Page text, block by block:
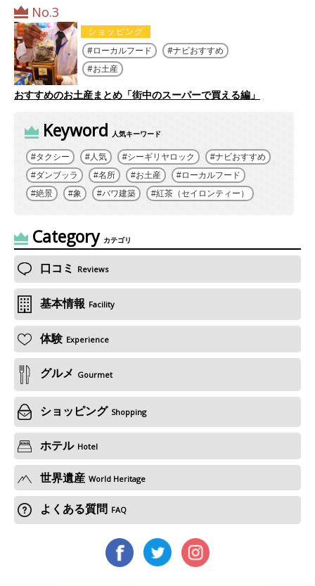
No.3
ショッピング
ローカルフード
ナビおすすめ
お土産
おすすめのお土産まとめ「街中のスーパーで買える編」
Keyword 人気キーワード
タクシー 人気 シーギリヤロック
ナビおすすめ
ダンブッラ
名所 お土産
ローカルフード
絶景
象 バワ建築 紅茶（セイロンティー）
Category カテゴリ
口コミ Reviews
基本情報 Facility
体験 Experience
グルメ Gourmet
ショッピング Shopping
ホテル Hotel
世界遺産 World Heritage
よくある質問 FAQ